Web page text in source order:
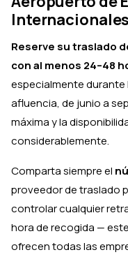
Internacionales
Reserve su traslado
con al menos 24–48
especialmente durante
afluencia, de junio a
máxima y la
considerablemente.
Comparta siempre el
proveedor de traslado
controlar cualquier
hora de recogida —
ofrecen todas las